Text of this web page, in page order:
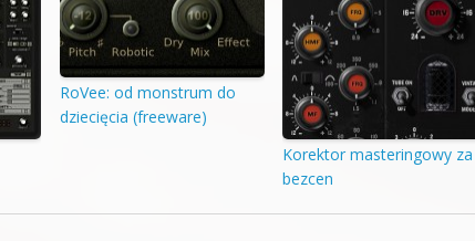
RoVee: od monstrum do
dziecięcia (freeware)
Korektor masteringowy za
bezcen